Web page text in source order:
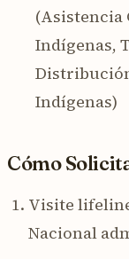
(Asistencia
Indígenas,
Indígenas)
Cómo
Visite
Nacional